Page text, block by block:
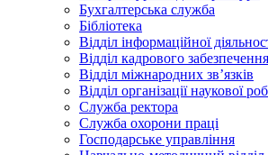
Бухгалтерська служба
Бібліотека
Відділ інформаційної
Відділ кадрового
Відділ міжнародних зв’язків
Відділ організації наукової
Служба ректора
Служба охорони праці
Господарське управління